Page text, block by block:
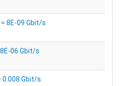
8E-09 Gbit/s
06 Gbit/s
0.008 Gbit/s